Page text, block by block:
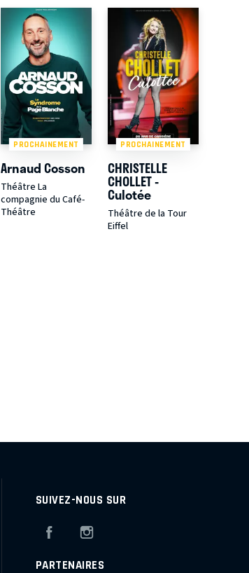
PROCHAINEMENT
Arnaud Cosson
Théâtre La
compagnie du Café-
Théâtre
PROCHAINEMENT
CHRISTELLE
CHOLLET -
Culotée
Théâtre de la Tour
Eiffel
SUIVEZ-NOUS SUR
Facebook
PARTENAIRES